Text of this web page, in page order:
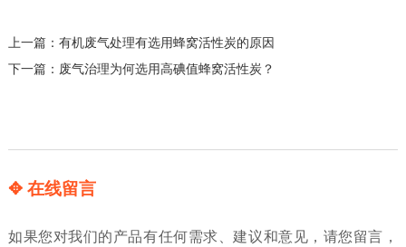
上一篇： 有机废气处理有选用蜂窝活性炭的原因
下一篇： 废气治理为何选用高碘值蜂窝活性炭？
✥ 在线留言
如果您对我们的产品有任何需求、建议和意见，请您留言，